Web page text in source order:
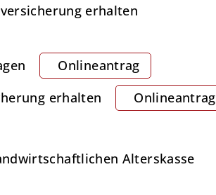
erhalten
Onlineantrag
erhalten
Onlineantrag
Alterskasse